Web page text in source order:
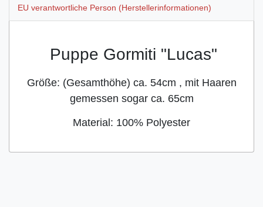
EU verantwortliche Person (Herstellerinformationen)
Puppe Gormiti "Lucas"
Größe: (Gesamthöhe) ca. 54cm , mit Haaren
gemessen sogar ca. 65cm
Material: 100% Polyester